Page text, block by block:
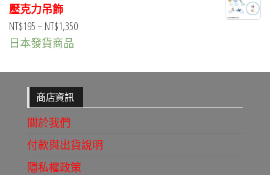
壓克力吊飾
NT$195–NT$1,350價
圍：
到
日本發貨商品
商店資訊
關於我們
付款與出貨說明
隱私權政策